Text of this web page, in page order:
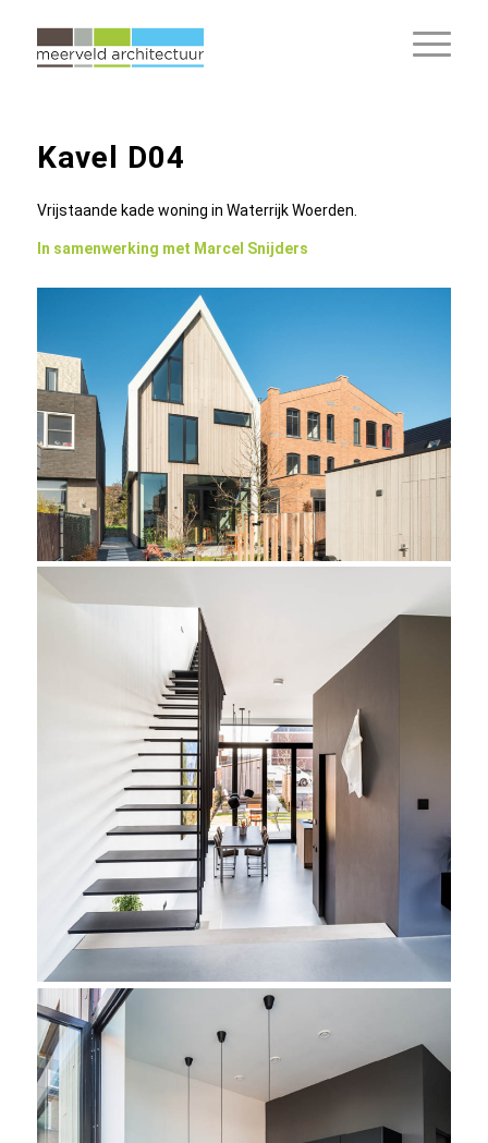
Kavel D04
Vrijstaande kade woning in Waterrijk Woerden.
In samenwerking met Marcel Snijders